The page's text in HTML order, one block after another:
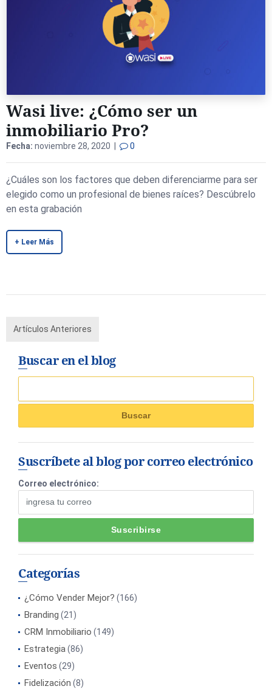
Wasi live: ¿Cómo ser un
inmobiliario Pro?
Fecha: noviembre 28, 2020 | 0
¿Cuáles son los factores que deben diferenciarme para ser
elegido como un profesional de bienes raíces? Descúbrelo
en esta grabación
+ Leer Más
Artículos Anteriores
Buscar en el blog
Suscríbete al blog por correo electrónico
Correo electrónico:
Categorías
¿Cómo Vender Mejor? (166)
Branding (21)
CRM Inmobiliario (149)
Estrategia(86)
Eventos (29)
Fidelización (8)